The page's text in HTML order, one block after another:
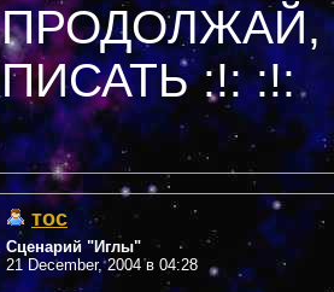
ПРОДОЛЖАЙ,
ПИСАТЬ :!: :!:
тос
Сценарий "Иглы"
21 December, 2004 в 04:28